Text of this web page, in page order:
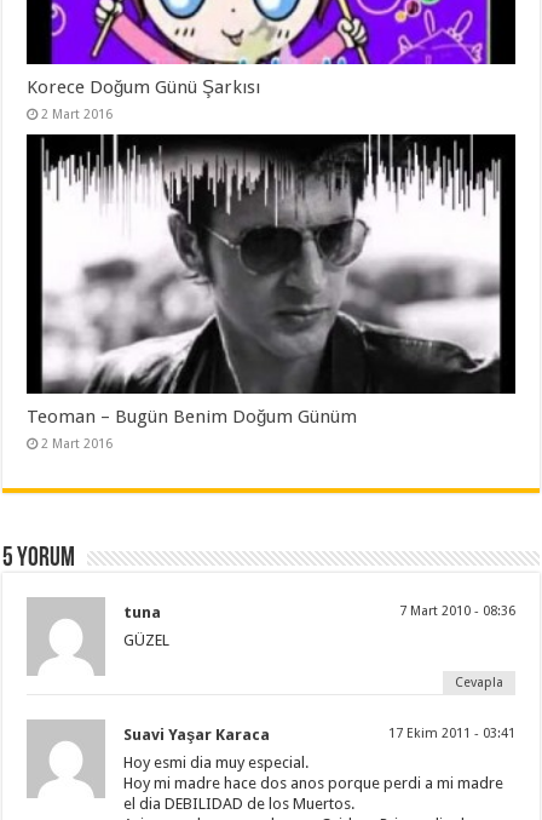
Korece Doğum Günü Şarkısı
2 Mart 2016
Teoman – Bugün Benim Doğum Günüm
2 Mart 2016
5 yorum
tuna 7 Mart 2010 - 08:36
GÜZEL
Cevapla
Suavi Yaşar Karaca 17 Ekim 2011 - 03:41
Hoy esmi dia muy especial.
Hoy mi madre hace dos anos porque perdi a mi madre
el dia DEBILIDAD de los Muertos.